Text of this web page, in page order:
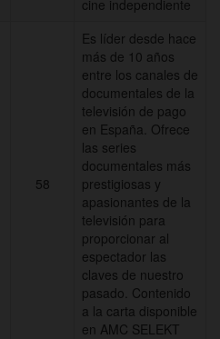
cine independiente
58
Es líder desde hace
más de 10 años
entre los canales de
documentales de la
televisión de pago
en España. Ofrece
las series
documentales más
prestigiosas y
apasionantes de la
televisión para
proporcionar al
espectador las
claves de nuestro
pasado. Contenido
a la carta disponible
en AMC SELEKT